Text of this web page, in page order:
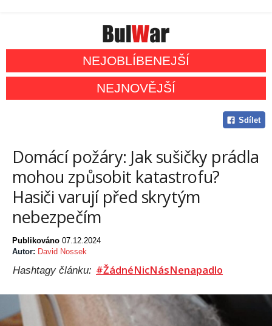
NEJOBLÍBENEJŠÍ
NEJNOVĚJŠÍ
Sdílet
Domácí požáry: Jak sušičky prádla
mohou způsobit katastrofu?
Hasiči varují před skrytým
nebezpečím
Publikováno 07.12.2024
Autor: David Nossek
Hashtagy článku: #ŽádnéNicNásNenapadlo